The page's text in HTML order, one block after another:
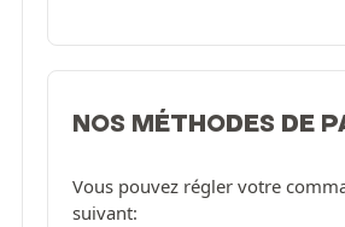
NOS MÉTHODES DE
Vous pouvez régler votre
suivant: